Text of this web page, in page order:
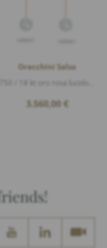
Orecchini Salsa
3.560,00 €